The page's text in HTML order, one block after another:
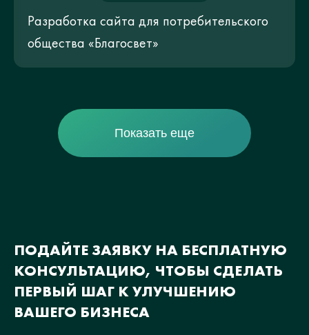
Разработка сайта для потребительского
общества «Благосвет»
Показать еще
ПОДАЙТЕ ЗАЯВКУ НА БЕСПЛАТНУЮ
КОНСУЛЬТАЦИЮ, ЧТОБЫ СДЕЛАТЬ
ПЕРВЫЙ ШАГ К УЛУЧШЕНИЮ
ВАШЕГО БИЗНЕСА